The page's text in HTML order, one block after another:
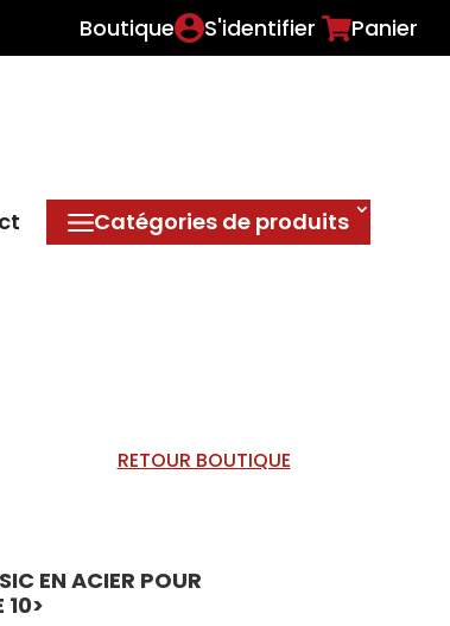
Boutique S'identifier Panier
Catégories de produits
RETOUR BOUTIQUE
EN ACIER POUR
10>